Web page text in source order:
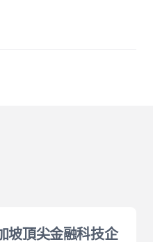
坡頂尖金融科技企